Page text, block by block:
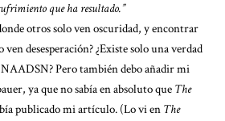
que ha resultado.”
otros solo ven oscuridad, y encontrar
ven desesperación? ¿Existe solo una verdad
Pero también debo añadir mi
ya que no sabía en absoluto que The
publicado mi artículo. (Lo vi en The